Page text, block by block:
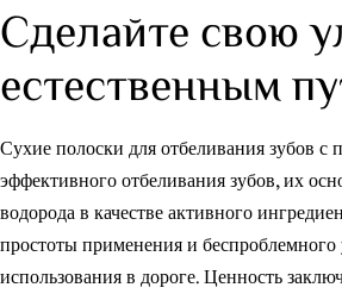
Сделайте свою
естественным
Сухие полоски для отбеливания зубов с
эффективного отбеливания зубов, их
водорода в качестве активного
простоты применения и
использования в дороге. Ценность